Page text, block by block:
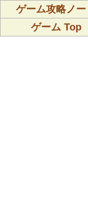
ゲーム攻略ノー
ゲーム Top